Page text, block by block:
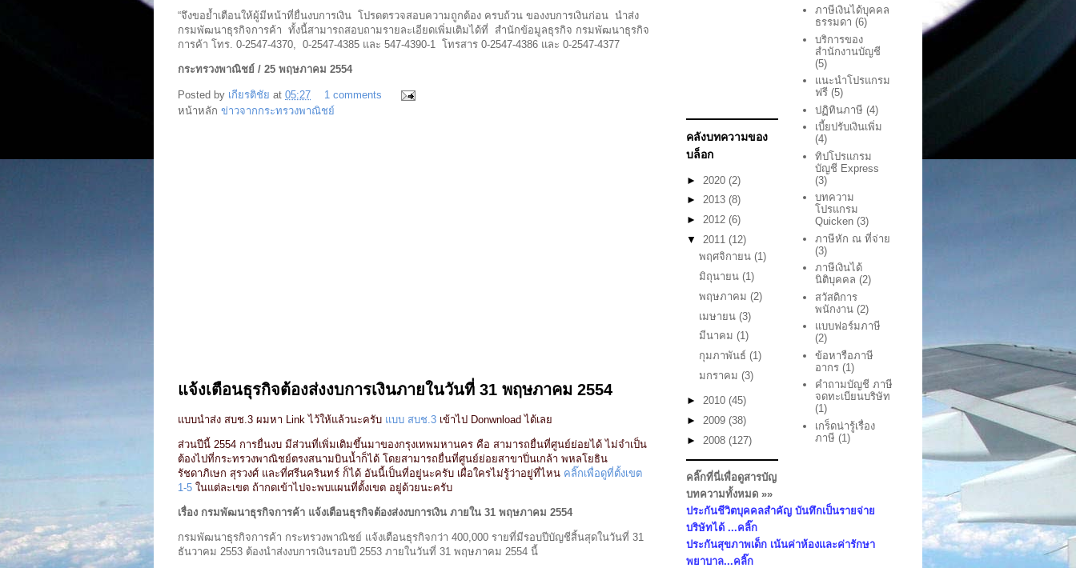
“จึงขอย้ำเตือนให้ผู้มีหน้าที่ยื่นงบการเงิน โปรดตรวจสอบความถูกต้อง ครบถ้วน ของงบการเงินก่อน นำส่ง
กรมพัฒนาธุรกิจการค้า ทั้งนี้สามารถสอบถามรายละเอียดเพิ่มเติมได้ที่ สำนักข้อมูลธุรกิจ กรมพัฒนาธุรกิจ
การค้า โทร. 0-2547-4370, 0-2547-4385 และ 547-4390-1 โทรสาร 0-2547-4386 และ 0-2547-4377
กระทรวงพาณิชย์ / 25 พฤษภาคม 2554
Posted by เกียรติชัย at 05:27
1 comments
หน้าหลัก ข่าวจากกระทรวงพาณิชย์
แจ้งเตือนธุรกิจต้องส่งงบการเงินภายในวันที่ 31 พฤษภาคม 2554
แบบนำส่ง สบช.3 ผมหา Link ไว้ให้แล้วนะครับ แบบ สบช.3 เข้าไป Donwnload ได้เลย
ส่วนปีนี้ 2554 การยื่นงบ มีส่วนที่เพิ่มเติมขึ้นมาของกรุงเทพมหานคร คือ สามารถยื่นที่ศูนย์ย่อยได้ ไม่จำเป็น
ต้องไปที่กระทรวงพาณิชย์ตรงสนามบินน้ำก็ได้ โดยสามารถยื่นที่ศูนย์ย่อยสาขาปิ่นเกล้า พหลโยธิน
รัชดาภิเษก สุรวงศ์ และที่ศรีนครินทร์ ก็ได้ อันนี้เป็นที่อยู่นะครับ เผื่อใครไม่รู้ว่าอยู่ที่ไหน คลิ๊กเพื่อดูที่ตั้งเขต
1-5 ในแต่ละเขต ถ้ากดเข้าไปจะพบแผนที่ตั้งเขต อยู่ด้วยนะครับ
เรื่อง กรมพัฒนาธุรกิจการค้า แจ้งเตือนธุรกิจต้องส่งงบการเงิน ภายใน 31 พฤษภาคม 2554
กรมพัฒนาธุรกิจการค้า กระทรวงพาณิชย์ แจ้งเตือนธุรกิจกว่า 400,000 รายที่มีรอบปีบัญชีสิ้นสุดในวันที่ 31
ธันวาคม 2553 ต้องนำส่งงบการเงินรอบปี 2553 ภายในวันที่ 31 พฤษภาคม 2554 นี้
คลังบทความของ
บล็อก
► 2020 (2)
► 2013 (8)
► 2012 (6)
▼ 2011 (12)
พฤศจิกายน (1)
มิถุนายน (1)
พฤษภาคม (2)
เมษายน (3)
มีนาคม (1)
กุมภาพันธ์ (1)
มกราคม (3)
► 2010 (45)
► 2009 (38)
► 2008 (127)
คลิ๊กที่นี่เพื่อดูสารบัญ
บทความทั้งหมด »»
ภาษีเงินได้บุคคล
ธรรมดา (6)
บริการของ
สำนักงานบัญชี
(5)
แนะนำโปรแกรม
ฟรี (5)
ปฏิทินภาษี (4)
เบี้ยปรับเงินเพิ่ม
(4)
ทิปโปรแกรม
บัญชี Express
(3)
บทความ
โปรแกรม
Quicken (3)
ภาษีหัก ณ ที่จ่าย
(3)
ภาษีเงินได้
นิติบุคคล (2)
สวัสดิการ
พนักงาน (2)
แบบฟอร์มภาษี
(2)
ข้อหารือภาษี
อากร (1)
คำถามบัญชี ภาษี
จดทะเบียนบริษัท
(1)
เกร็ดน่ารู้เรื่อง
ภาษี (1)
ประกันชีวิตบุคคลสำคัญ บันทึกเป็นรายจ่าย
บริษัทได้ ...คลิ๊ก
ประกันสุขภาพเด็ก เน้นค่าห้องและค่ารักษา
พยาบาล...คลิ๊ก